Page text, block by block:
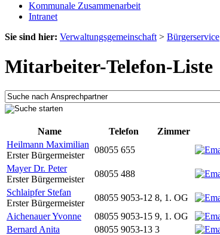
Kommunale Zusammenarbeit
Intranet
Sie sind hier: Verwaltungsgemeinschaft > Bürgerservice
Mitarbeiter-Telefon-Liste
Name
Telefon Zimmer
Heilmann Maximilian
Erster Bürgermeister
08055 655
Mayer Dr. Peter
Erster Bürgermeister
08055 488
Schlaipfer Stefan
Erster Bürgermeister
08055 9053-12 8, 1. OG
Aichenauer Yvonne
08055 9053-15 9, 1. OG
Bernard Anita
08055 9053-13 3